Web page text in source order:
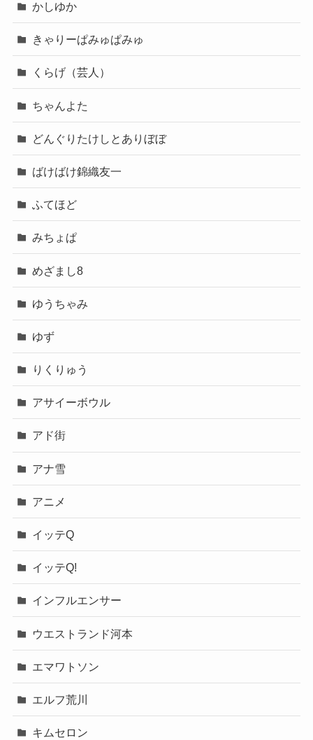
かしゆか
きゃりーぱみゅぱみゅ
くらげ（芸人）
ちゃんよた
どんぐりたけしとありぼぼ
ばけばけ錦織友一
ふてほど
みちょぱ
めざまし8
ゆうちゃみ
ゆず
りくりゅう
アサイーボウル
アド街
アナ雪
アニメ
イッテQ
イッテQ!
インフルエンサー
ウエストランド河本
エマワトソン
エルフ荒川
キムセロン